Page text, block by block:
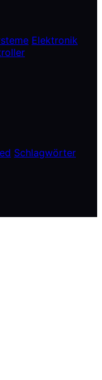
Elektronik
Schlagwörter